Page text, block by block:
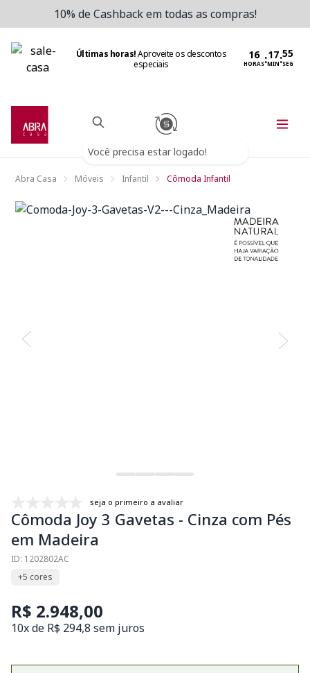
10% de Cashback em todas as compras!
Últimas horas!Aproveite os descontos
especiais
HORAS:MIN:SEG
Você precisa estar logado!
Abra Casa Móveis Infantil Cômoda Infantil
seja o primeiro a avaliar
Cômoda Joy 3 Gavetas - Cinza com Pés
em Madeira
ID: 1202802AC
+5 cores
R$ 2.948,00
10x de R$ 294,8 sem juros